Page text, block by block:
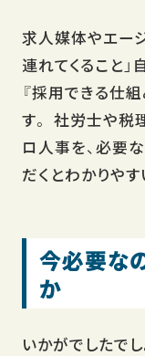
求人媒体やエー
連れてくること
『採用できる仕
す。 社労士や税
ロ人事を、必要
だくとわかりやす
今必要なの
か
いかがでしたで